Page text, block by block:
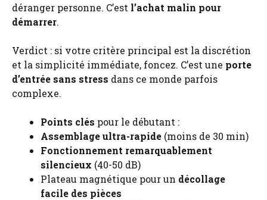
déranger personne. C’est l’achat malin pour
démarrer.
Verdict : si votre critère principal est la discrétion
et la simplicité immédiate, foncez. C’est une porte
d’entrée sans stress dans ce monde parfois
complexe.
Points clés pour le débutant :
Assemblage ultra-rapide (moins de 30 min)
Fonctionnement remarquablement
silencieux (40-50 dB)
Plateau magnétique pour un décollage
facile des pièces